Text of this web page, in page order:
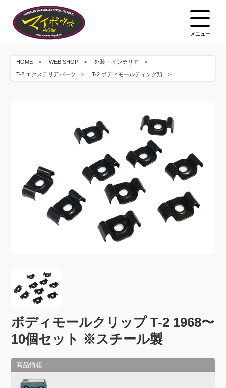
メニュー
HOME WEB SHOP 外装・インテリア
T-2 エクステリアパーツ T-2 ボディモールディング類
ボディモールクリップ T-2 1968〜
10個セット ※スチール製